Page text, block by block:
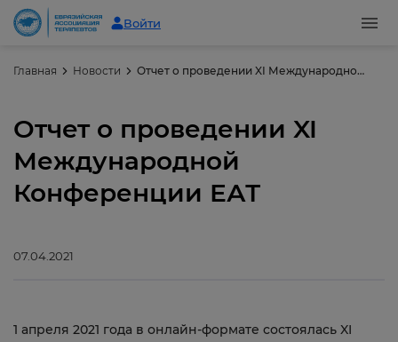
Войти
Главная Новости Отчет о проведении XI Международной Конференции ЕАТ
Отчет о проведении XI
Международной
Конференции ЕАТ
07.04.2021
1 апреля 2021 года в онлайн-формате состоялась XI